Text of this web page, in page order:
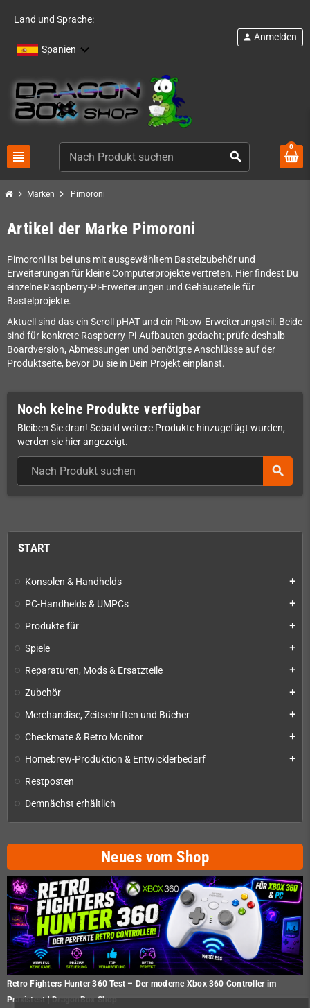
Land und Sprache:
Spanien
view_headline search
person Anmelden
0
chevron_right Marken chevron_right Pimoroni
START
Konsolen & Handhelds add
PC-Handhelds & UMPCs add
Produkte für add
Spiele add
Reparaturen, Mods & Ersatzteile add
Zubehör add
Merchandise, Zeitschriften und Bücher add
Checkmate & Retro Monitor add
Homebrew-Produktion & Entwicklerbedarf add
Restposten
Demnächst erhältlich
Neues vom Shop
Retro Fighters Hunter 360 Test – Der moderne Xbox 360 Controller im
Praxistest | DragonBox Shop
Artikel der Marke Pimoroni
Pimoroni ist bei uns mit ausgewähltem Bastelzubehör und
Erweiterungen für kleine Computerprojekte vertreten. Hier findest Du
einzelne Raspberry-Pi-Erweiterungen und Gehäuseteile für
Bastelprojekte.
Aktuell sind das ein Scroll pHAT und ein Pibow-Erweiterungsteil. Beide
sind für konkrete Raspberry-Pi-Aufbauten gedacht; prüfe deshalb
Boardversion, Abmessungen und benötigte Anschlüsse auf der
Produktseite, bevor Du sie in Dein Projekt einplanst.
Noch keine Produkte verfügbar
Bleiben Sie dran! Sobald weitere Produkte hinzugefügt wurden,
werden sie hier angezeigt.
search